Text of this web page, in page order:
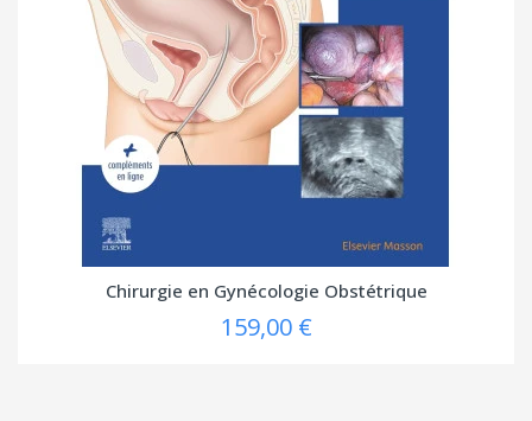
Chirurgie en Gynécologie Obstétrique
159,00 €